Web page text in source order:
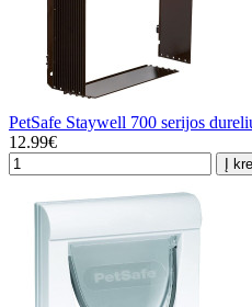
PetSafe Staywell 700 serijos
12.99€
Į